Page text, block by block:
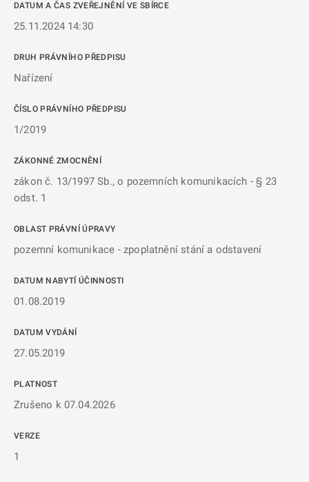
DATUM A ČAS ZVEŘEJNĚNÍ VE SBÍRCE
25.11.2024 14:30
DRUH PRÁVNÍHO PŘEDPISU
Nařízení
ČÍSLO PRÁVNÍHO PŘEDPISU
1/2019
ZÁKONNÉ ZMOCNĚNÍ
zákon č. 13/1997 Sb., o pozemních komunikacích - § 23
odst. 1
OBLAST PRÁVNÍ ÚPRAVY
pozemní komunikace - zpoplatnění stání a odstavení
DATUM NABYTÍ ÚČINNOSTI
01.08.2019
DATUM VYDÁNÍ
27.05.2019
PLATNOST
Zrušeno k 07.04.2026
VERZE
1